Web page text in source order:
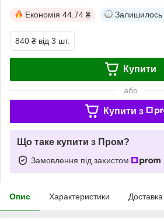
Економія 44.74 ₴ Залишилось
840 ₴ від 3 шт.
Купити
або
Купити з
Що таке купити з Пром?
Замовлення під захистом
Опис Характеристики Доставка